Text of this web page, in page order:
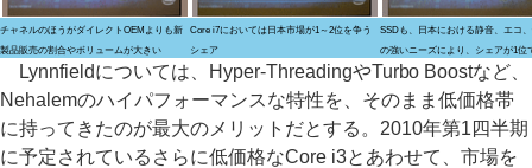
チャネルのほうがダイレクトOEMよりも新
製品販売の割合やボリュームが大きい
Core i7においては日本市場が1～2位を争う
シェア
SSDも、日本における静音、エコ
の強いニーズにより、シェアが1位
Lynnfieldについては、Hyper-ThreadingやTurbo Boostなど、
Nehalemのハイパフォーマンスな特性を、そのまま低価格帯
に持ってきたのが最大のメリットだとする。2010年第1四半期
に予定されているさらに低価格なCore i3とあわせて、市場を